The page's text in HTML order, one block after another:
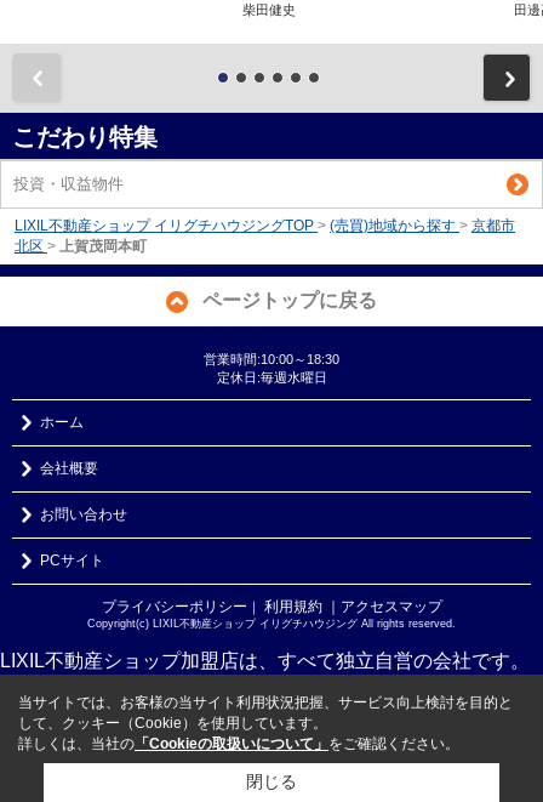
柴田健史 田
こだわり特集
投資・収益物件
LIXIL不動産ショップ イリグチハウジングTOP > (売買)地域から探す > 京都市
北区 > 上賀茂岡本町
ページトップに戻る
営業時間:10:00～18:30
定休日:毎週水曜日
ホーム
会社概要
お問い合わせ
PCサイト
プライバシーポリシー 利用規約 ｜アクセスマップ
Copyright(c) LIXIL不動産ショップ イリグチハウジング All rights reserved.
LIXIL不動産ショップ加盟店は、すべて独立自営の会社です。
当サイトでは、お客様の当サイト利用状況把握、サービス向上検討を目的と
して、クッキー（Cookie）を使用しています。
詳しくは、当社の 「Cookieの取扱いについて」 をご確認ください。
閉じる